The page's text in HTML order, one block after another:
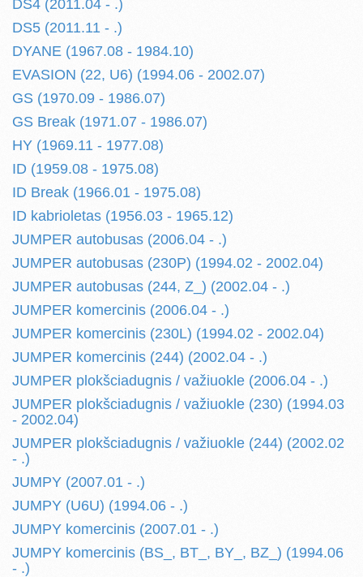
DS4 (2011.04 - .)
DS5 (2011.11 - .)
DYANE (1967.08 - 1984.10)
EVASION (22, U6) (1994.06 - 2002.07)
GS (1970.09 - 1986.07)
GS Break (1971.07 - 1986.07)
HY (1969.11 - 1977.08)
ID (1959.08 - 1975.08)
ID Break (1966.01 - 1975.08)
ID kabrioletas (1956.03 - 1965.12)
JUMPER autobusas (2006.04 - .)
JUMPER autobusas (230P) (1994.02 - 2002.04)
JUMPER autobusas (244, Z_) (2002.04 - .)
JUMPER komercinis (2006.04 - .)
JUMPER komercinis (230L) (1994.02 - 2002.04)
JUMPER komercinis (244) (2002.04 - .)
JUMPER plokšciadugnis / važiuokle (2006.04 - .)
JUMPER plokšciadugnis / važiuokle (230) (1994.03
- 2002.04)
JUMPER plokšciadugnis / važiuokle (244) (2002.02
- .)
JUMPY (2007.01 - .)
JUMPY (U6U) (1994.06 - .)
JUMPY komercinis (2007.01 - .)
JUMPY komercinis (BS_, BT_, BY_, BZ_) (1994.06
- .)